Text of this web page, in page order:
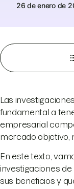
26 de enero de
Las
fundamental a
empresarial
mercado objetivo,
En este texto,
investigaciones de
sus beneficios y